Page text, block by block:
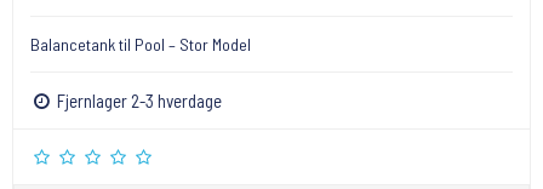
Balancetank til Pool – Stor Model
Fjernlager 2-3 hverdage